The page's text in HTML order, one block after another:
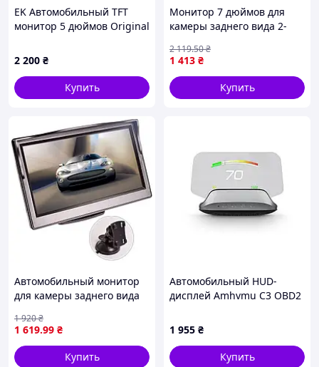
EK Автомобильный TFT
монитор 5 дюймов Original
видео с камерой заднего
вида диспл HFX17_E
2 200 ₴
Купить
Монитор 7 дюймов для
камеры заднего вида 2-
разрешением 1024x600
для авто FLAME
1 413 ₴
2 119.50₴
Купить
Автомобильный монитор
для камеры заднего вида
(100385) D1-2026
1 619.99 ₴
1 920₴
Купить
Автомобильный HUD-
дисплей Amhvmu C3 OBD2
спидометр черный с
функциями контроля
1 955 ₴
Купить